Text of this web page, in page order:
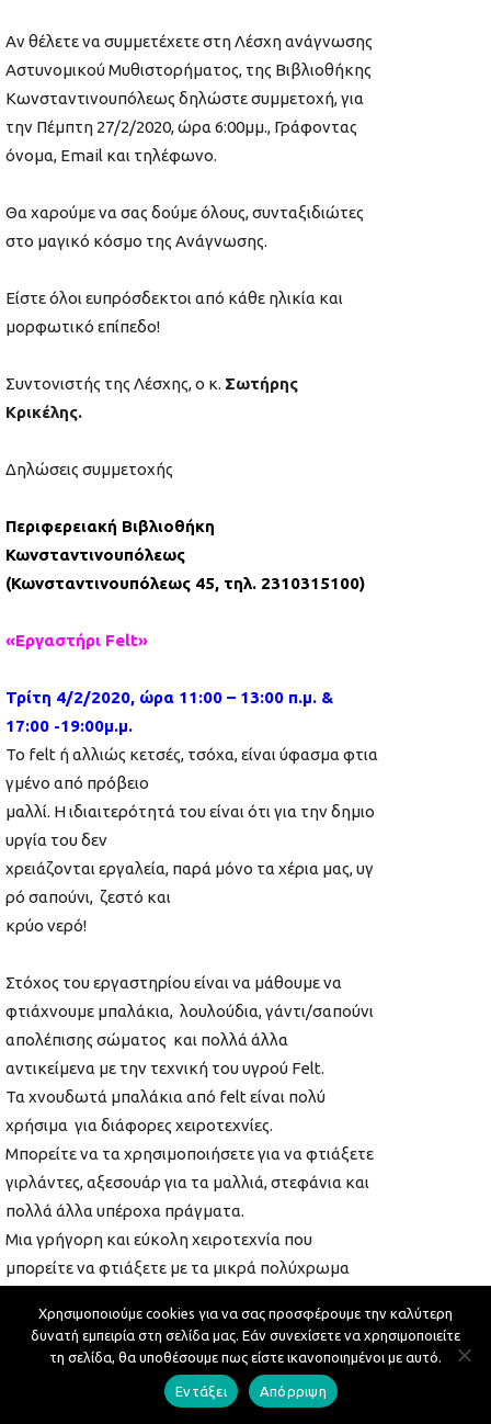
Αν θέλετε να συμμετέχετε στη Λέσχη ανάγνωσης
Αστυνομικού Μυθιστορήματος, της Βιβλιοθήκης
Κωνσταντινουπόλεως δηλώστε συμμετοχή, για
την Πέμπτη 27/2/2020, ώρα 6:00μμ., Γράφοντας
όνομα, Email και τηλέφωνο.
Θα χαρούμε να σας δούμε όλους, συνταξιδιώτες
στο μαγικό κόσμο της Ανάγνωσης.
Είστε όλοι ευπρόσδεκτοι από κάθε ηλικία και
μορφωτικό επίπεδο!
Συντονιστής της Λέσχης, ο κ. Σωτήρης
Κρικέλης.
Δηλώσεις συμμετοχής
Περιφερειακή Βιβλιοθήκη
Κωνσταντινουπόλεως
(Κωνσταντινουπόλεως 45, τηλ. 2310315100)
«Εργαστήρι Felt»
Τρίτη 4/2/2020, ώρα 11:00 – 13:00 π.μ. &
17:00 -19:00μ.μ.
Το felt ή αλλιώς κετσές, τσόχα, είναι ύφασμα φτια
γμένο από πρόβειο
μαλλί. Η ιδιαιτερότητά του είναι ότι για την δημιο
υργία του δεν
χρειάζονται εργαλεία, παρά μόνο τα χέρια μας, υγ
ρό σαπούνι, ζεστό και
κρύο νερό!
Στόχος του εργαστηρίου είναι να μάθουμε να
φτιάχνουμε μπαλάκια, λουλούδια, γάντι/σαπούνι
απολέπισης σώματος και πολλά άλλα
αντικείμενα με την τεχνική του υγρού Felt.
Τα χνουδωτά μπαλάκια από felt είναι πολύ
χρήσιμα για διάφορες χειροτεχνίες.
Μπορείτε να τα χρησιμοποιήσετε για να φτιάξετε
γιρλάντες, αξεσουάρ για τα μαλλιά, στεφάνια και
πολλά άλλα υπέροχα πράγματα.
Μια γρήγορη και εύκολη χειροτεχνία που
μπορείτε να φτιάξετε με τα μικρά πολύχρωμα
βραχιολιού.
Υλικά που θα χρειαστούν είναι μαλλί για felt, μια
μικρή πετσέτα και δύο κομμάτια 40χ40 από ρολό
Χρησιμοποιούμε cookies για να σας προσφέρουμε την καλύτερη
δυνατή εμπειρία στη σελίδα μας. Εάν συνεχίσετε να χρησιμοποιείτε
τη σελίδα, θα υποθέσουμε πως είστε ικανοποιημένοι με αυτό.
Εντάξει Απόρριψη